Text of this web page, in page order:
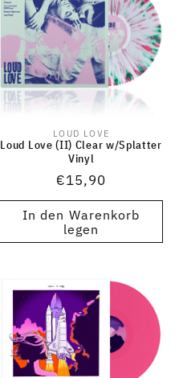
Anbieter:
LOUD LOVE
Loud Love (II) Clear w/Splatter
Vinyl
Normaler
Preis
€15,90
In den Warenkorb
legen